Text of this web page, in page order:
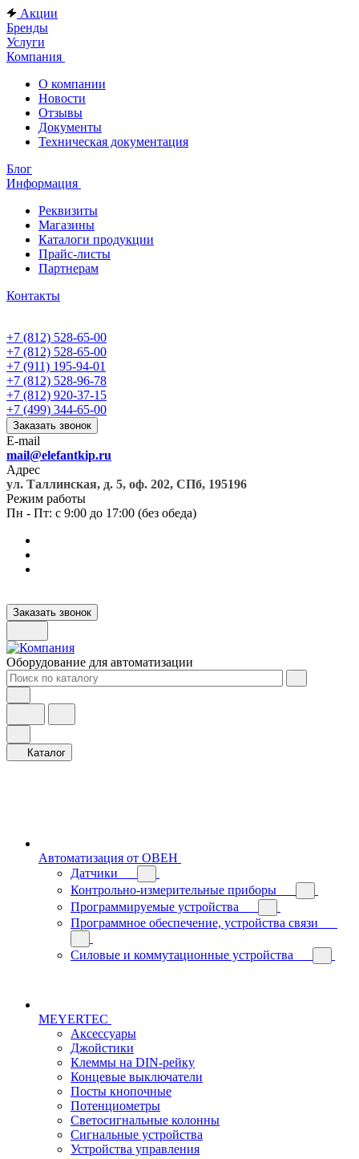
Акции
Бренды
Услуги
Компания
О компании
Новости
Отзывы
Документы
Техническая документация
Блог
Информация
Реквизиты
Магазины
Каталоги продукции
Прайс-листы
Партнерам
Контакты
+7 (812) 528-65-00
+7 (812) 528-65-00
+7 (911) 195-94-01
+7 (812) 528-96-78
+7 (812) 920-37-15
+7 (499) 344-65-00
Заказать звонок
E-mail
mail@elefantkip.ru
Адрес
ул. Таллинская, д. 5, оф. 202, СПб, 195196
Режим работы
Пн - Пт: с 9:00 до 17:00 (без обеда)
Заказать звонок
Оборудование для автоматизации
Каталог
Автоматизация от ОВЕН
Датчики
Контрольно-измерительные приборы
Программируемые устройства
Программное обеспечение, устройства связи
Силовые и коммутационные устройства
MEYERTEC
Аксессуары
Джойстики
Клеммы на DIN-рейку
Концевые выключатели
Посты кнопочные
Потенциометры
Светосигнальные колонны
Сигнальные устройства
Устройства управления